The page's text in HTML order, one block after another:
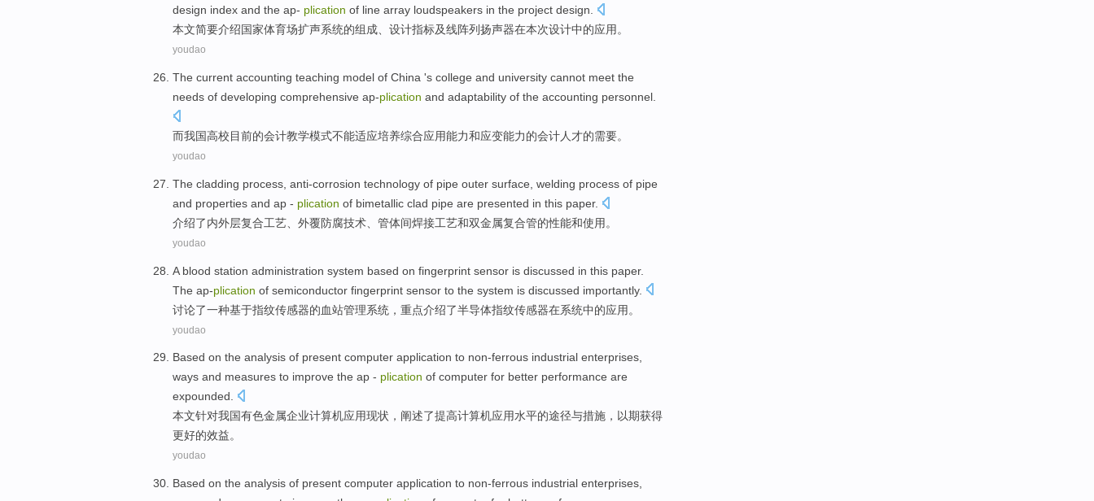
design index and the ap- plication of line array loudspeakers in the project design
本文简要介绍国家体育场扩声系统的组成 设计指标及线阵列扬声器在本次设计中的应用。
youdao
The current accounting teaching model of China 's college and university cannot meet the
needs of developing comprehensive ap-plication and adaptability of the accounting personnel
而我国高校目前的会计教学模式不能适应培养综合应用能力和应变能力的会计人才的需要。
youdao
The cladding process anti-corrosion technology of pipe outer surface, welding process of pipe
and properties and ap - plication of bimetallic clad pipe are presented in this paper.
介绍了内外层复合工艺 、外覆防腐技术 管体间焊接工艺和双金属复合管的性能和使用。
youdao
Ablood station administration system based on fingerprint sensor is discussed in this paper.
The ap-plication of semiconductor fingerprint sensor to the system is discussed importantly.
讨论了一种基于指纹传感器的血站管理系统 ， 重点介绍了半导体指纹传感器在系统中的应用。
youdao
Based on the analysis of present computer application to non-ferrous industrial enterprises,
ways and measures to improve the ap - plication of computer for better performance are
expounded.
本文针对我国有色金属企业计算机应用现状 ， 阐述了提高计算机应用水平的途径与措施 ，以期获得
更好的效益。
youdao
Based on the analysis of present computer application to non-ferrous industrial enterprises